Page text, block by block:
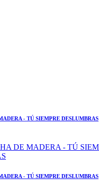
- TÚ SIEMPRE DESLUMBRAS
- TÚ SIEMPRE DESLUMBRAS